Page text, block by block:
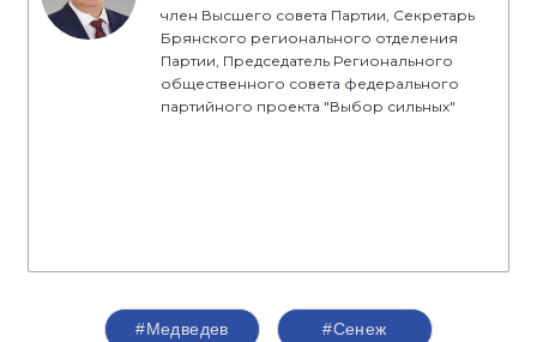
член Высшего совета Партии, Секретарь
Брянского регионального отделения
Партии, Председатель Регионального
общественного совета федерального
партийного проекта "Выбор сильных"
#Медведев #Сенеж